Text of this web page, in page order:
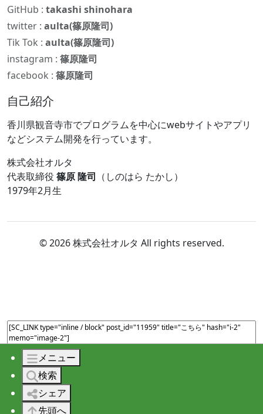
GitHub : takashi shinohara
twitter : aulta(篠原隆司)
Tik Tok : aulta(篠原隆司)
instagram : 篠原隆司
facebook : 篠原隆司
自己紹介
香川県観音寺市でプログラムを中心にwebサイトやアプリ
などシステム開発を行っています。
株式会社オルタ
代表取締役 篠原 隆司 （しのはら たかし）
1979年2月生
© 2026 株式会社オルタ All rights reserved.
メニュー
検索
シェア
先頭へ